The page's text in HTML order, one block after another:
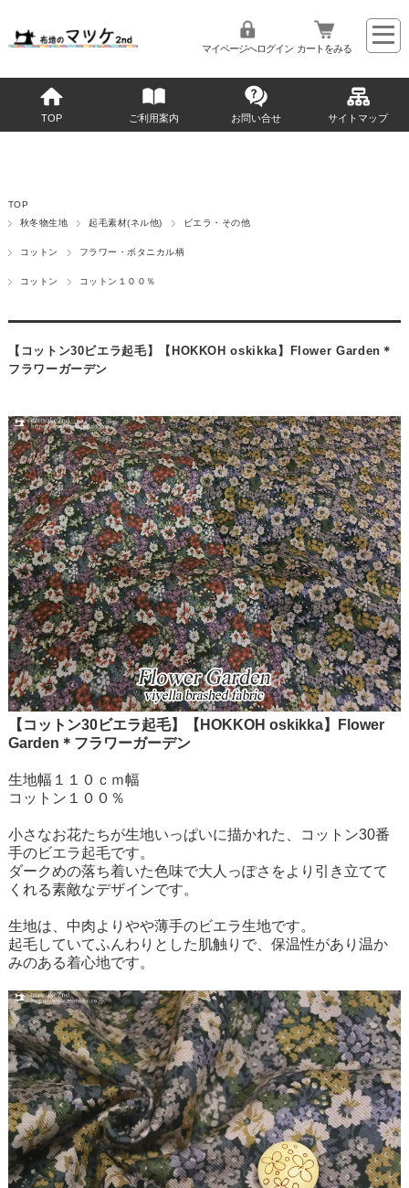
マイページへログイン カートをみる
TOP ご利用案内 お問い合せ サイトマップ
TOP
秋冬物生地
起毛素材(ネル他) ビエラ・その他
コットン フラワー・ボタニカル柄
コットン コットン１００％
【コットン30ビエラ起毛】【HOKKOH oskikka】Flower Garden＊
フラワーガーデン
【コットン30ビエラ起毛】【HOKKOH oskikka】Flower
Garden＊フラワーガーデン
生地幅１１０ｃｍ幅
コットン１００％
小さなお花たちが生地いっぱいに描かれた、コットン30番
手のビエラ起毛です。
ダークめの落ち着いた色味で大人っぽさをより引き立てて
くれる素敵なデザインです。
生地は、中肉よりやや薄手のビエラ生地です。
起毛していてふんわりとした肌触りで、保温性があり温か
みのある着心地です。